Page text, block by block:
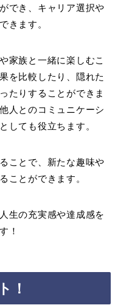
でき、キャリア選択や
きます。
家族と一緒に楽しむこ
を比較したり、隠れた
たりすることができま
人とのコミュニケーシ
しても役立ちます。
ことで、新たな趣味や
ことができます。
生の充実感や達成感を
！
！